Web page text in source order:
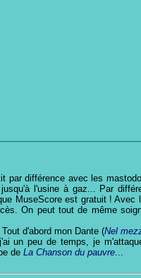
par différence avec les
l'usine à gaz... Par
MuseScore est gratuit ! Avec
On peut tout de même
d'abord mon Dante (Nel
un peu de temps, je
de La Chanson du pauvre...